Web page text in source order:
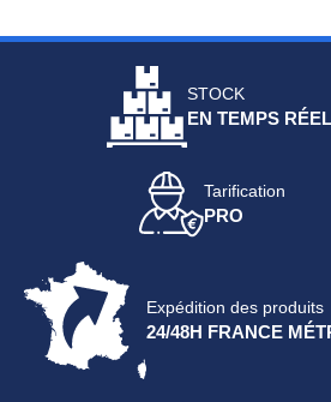
STOCK
EN TEMPS RÉEL
Tarification
PRO
Expédition des produits
24/48H FRANCE